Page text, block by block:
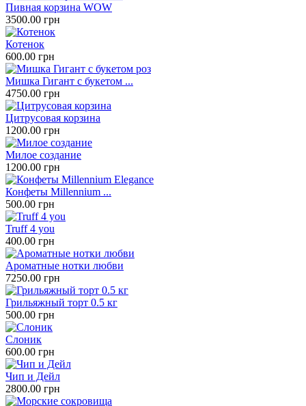
Пивная корзина WOW
3500.00 грн
Котенок
600.00 грн
Мишка Гигант с букетом ...
4750.00 грн
Цитрусовая корзина
1200.00 грн
Милое создание
1200.00 грн
Конфеты Millennium ...
500.00 грн
Truff 4 you
400.00 грн
Ароматные нотки любви
7250.00 грн
Грильяжный торт 0.5 кг
500.00 грн
Слоник
600.00 грн
Чип и Дейл
2800.00 грн